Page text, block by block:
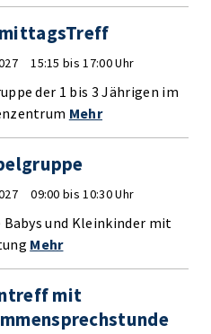
15:15 bis 17:00 Uhr
der 1 bis 3 Jährigen im
Mehr
09:00 bis 10:30 Uhr
und Kleinkinder mit
Mehr
mit